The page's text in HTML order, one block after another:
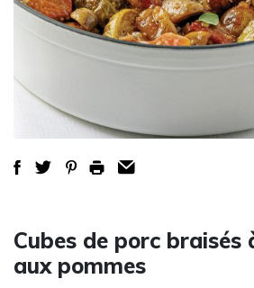
Cubes de porc braisés
aux pommes